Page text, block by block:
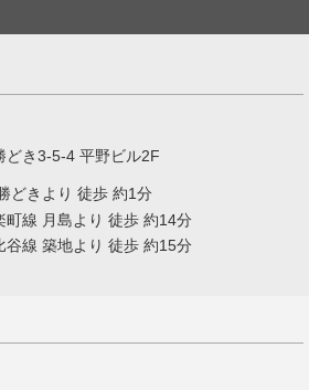
どき3-5-4 平野ビル2F
どきより 徒歩 約1分
町線 月島より 徒歩 約14分
谷線 築地より 徒歩 約15分